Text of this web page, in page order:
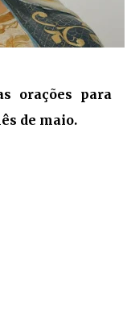
orações para
de maio.